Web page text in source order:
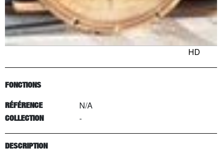
HD
FONCTIONS
RÉFÉRENCE N/A
COLLECTION -
DESCRIPTION